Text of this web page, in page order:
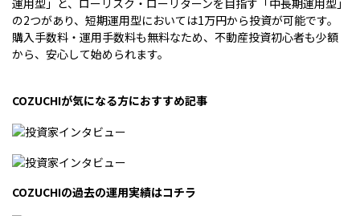
運用型」と、ローリスク・ローリターンを目指す「中長期運用型」
の2つがあり、短期運用型においては1万円から投資が可能です。
購入手数料・運用手数料も無料なため、不動産投資初心者も少額
から、安心して始められます。
COZUCHIが気になる方におすすめ記事
COZUCHIの過去の運用実績はコチラ